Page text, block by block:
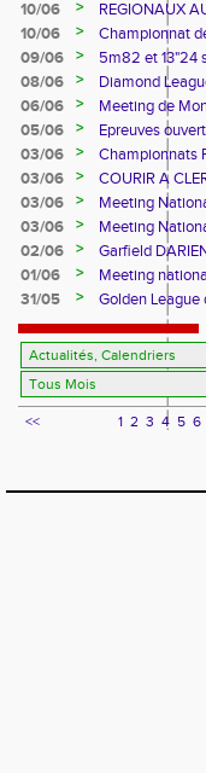
10/06
>
REGIONAUX
10/06
>
Championnat
09/06
>
5m82 et 13"24
08/06
>
Diamond
06/06
>
Meeting de
05/06
>
Epreuves
03/06
>
Championnats
03/06
>
COURIR A
03/06
>
Meeting
03/06
>
Meeting
02/06
>
Garfield
01/06
>
Meeting
31/05
> Golden League
<< 1 2 3 4 5 6